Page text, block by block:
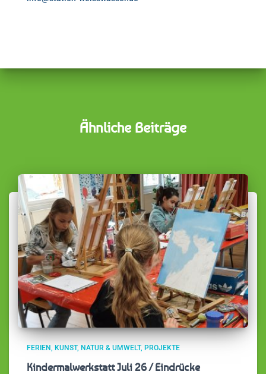
Ähnliche Beiträge
FERIEN KUNST NATUR & UMWELT PROJEKTE
Kindermalwerkstatt Juli 26 / Eindrücke